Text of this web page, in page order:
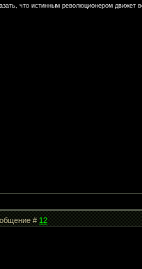
что истинным революционером
#12